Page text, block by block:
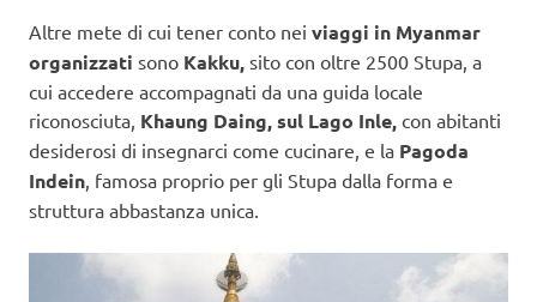
Altre mete di cui tener conto nei viaggi in Myanmar
organizzati sono Kakku, sito con oltre 2500 Stupa, a
cui accedere accompagnati da una guida locale
riconosciuta, Khaung Daing, sul Lago Inle, con abitanti
desiderosi di insegnarci come cucinare, e la Pagoda
Indein , famosa proprio per gli Stupa dalla forma e
struttura abbastanza unica.